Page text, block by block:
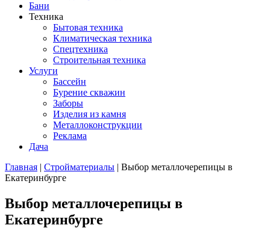
Бани
Техника
Бытовая техника
Климатическая техника
Спецтехника
Строительная техника
Услуги
Бассейн
Бурение скважин
Заборы
Изделия из камня
Металлоконструкции
Реклама
Дача
Вы здесь
Главная | Стройматериалы | Выбор металлочерепицы в
Екатеринбурге
Выбор металлочерепицы в
Екатеринбурге